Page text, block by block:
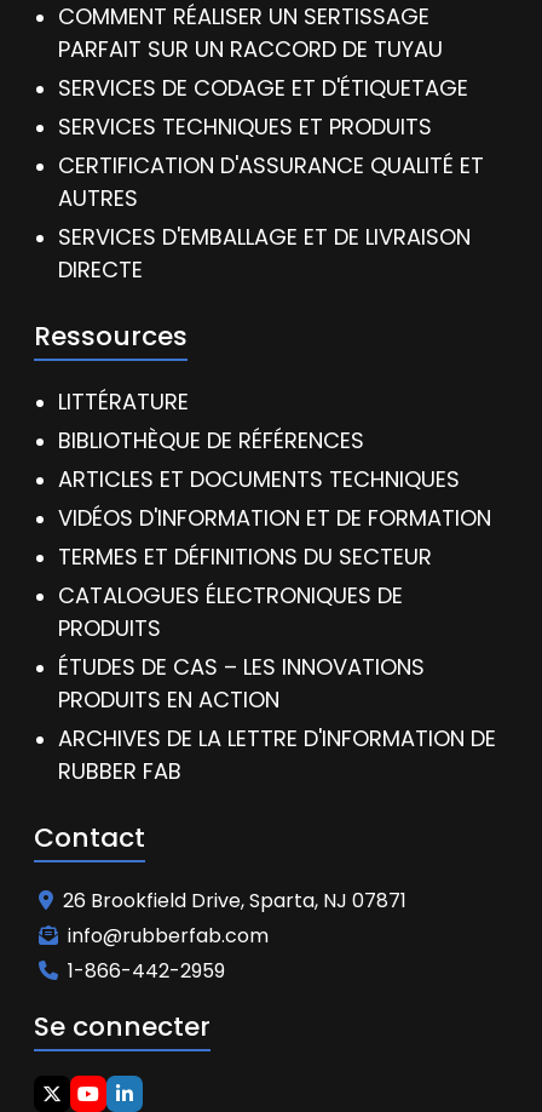
COMMENT RÉALISER UN SERTISSAGE
PARFAIT SUR UN RACCORD DE TUYAU
SERVICES DE CODAGE ET D'ÉTIQUETAGE
SERVICES TECHNIQUES ET PRODUITS
CERTIFICATION D'ASSURANCE QUALITÉ ET
AUTRES
SERVICES D'EMBALLAGE ET DE LIVRAISON
DIRECTE
Ressources
LITTÉRATURE
BIBLIOTHÈQUE DE RÉFÉRENCES
ARTICLES ET DOCUMENTS TECHNIQUES
VIDÉOS D'INFORMATION ET DE FORMATION
TERMES ET DÉFINITIONS DU SECTEUR
CATALOGUES ÉLECTRONIQUES DE
PRODUITS
ÉTUDES DE CAS – LES INNOVATIONS
PRODUITS EN ACTION
ARCHIVES DE LA LETTRE D'INFORMATION DE
RUBBER FAB
Contact
26 Brookfield Drive, Sparta, NJ 07871
info@rubberfab.com
1-866-442-2959
Se connecter